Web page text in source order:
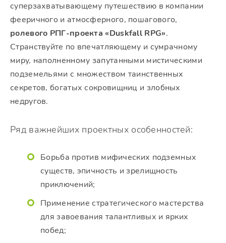
суперзахватывающему путешествию в компании
фееричного и атмосферного, пошагового,
ролевого РПГ-проекта «Duskfall RPG».
Странствуйте по впечатляющему и сумрачному
миру, наполненному запутанными мистическими
подземельями с множеством таинственных
секретов, богатых сокровищниц и злобных
недругов.
Ряд важнейших проектных особенностей:
Борьба против мифических подземных
существ, эпичность и зрелищность
приключений;
Применение стратегического мастерства
для завоевания талантливых и ярких
побед;